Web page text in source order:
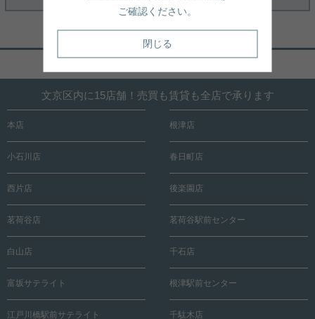
文京区内に15店舗！売買も賃貸も全店で承ります
本店 根津店
小石川店 春日町店
西片店 後楽園店
茗荷谷店 茗荷谷駅前センター
白山店 千石店
富坂サテライト 根津駅前センター
江戸川橋駅前サテライト 千駄木店
ご確認ください。
閉じる